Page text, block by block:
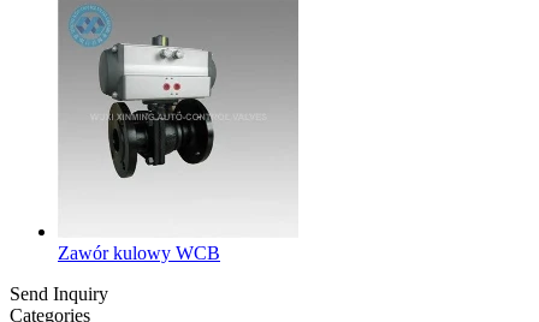
Zawór kulowy WCB
Send Inquiry
Categories